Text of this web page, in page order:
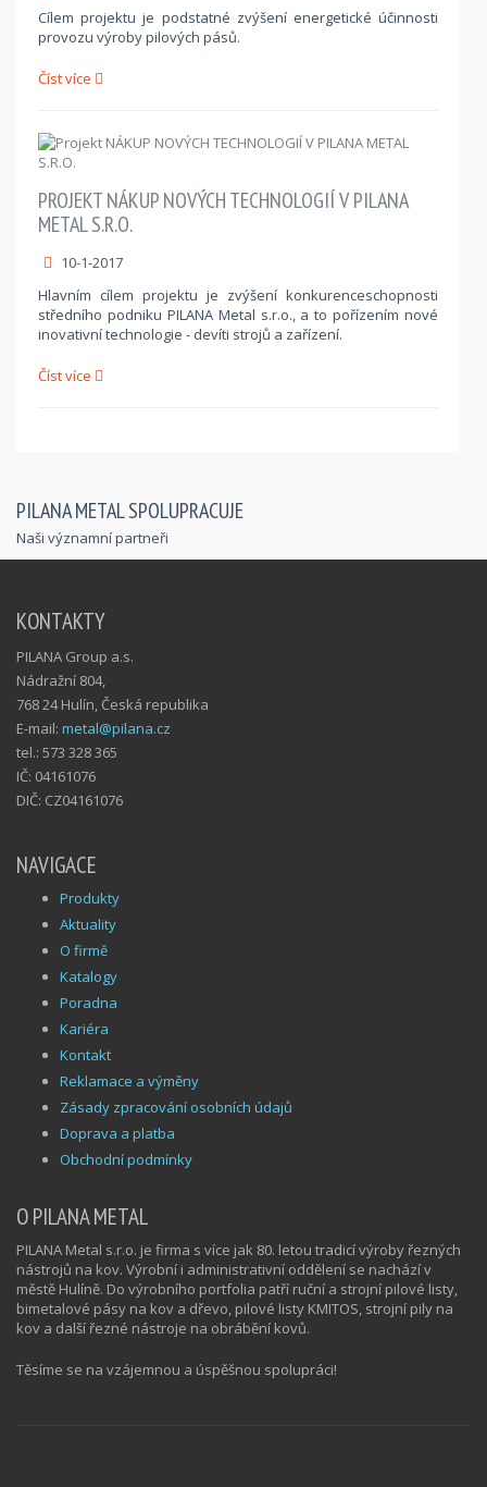
Cílem projektu je podstatné zvýšení energetické účinnosti
provozu výroby pilových pásů.
Číst více
PROJEKT NÁKUP NOVÝCH TECHNOLOGIÍ V PILANA
METAL S.R.O.
10-1-2017
Hlavním cílem projektu je zvýšení konkurenceschopnosti
středního podniku PILANA Metal s.r.o., a to pořízením nové
inovativní technologie - devíti strojů a zařízení.
Číst více
PILANA METAL SPOLUPRACUJE
Naši významní partneři
KONTAKTY
PILANA Group a.s.
Nádražní 804,
768 24 Hulín, Česká republika
E-mail: metal@pilana.cz
tel.: 573 328 365
IČ: 04161076
DIČ: CZ04161076
NAVIGACE
Produkty
Aktuality
O firmě
Katalogy
Poradna
Kariéra
Kontakt
Reklamace a výměny
Zásady zpracování osobních údajů
Doprava a platba
Obchodní podmínky
O PILANA METAL
PILANA Metal s.r.o. je firma s více jak 80. letou tradicí výroby řezných
nástrojů na kov. Výrobní i administrativní oddělení se nachází v
městě Hulíně. Do výrobního portfolia patří ruční a strojní pilové listy,
bimetalové pásy na kov a dřevo, pilové listy KMITOS, strojní pily na
kov a další řezné nástroje na obrábění kovů.
Těsíme se na vzájemnou a úspěšnou spolupráci!